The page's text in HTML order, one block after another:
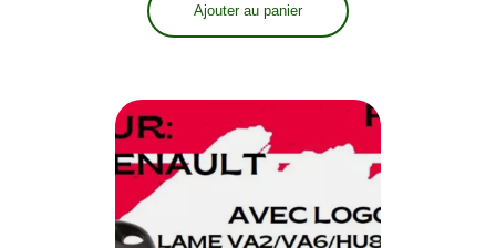
Ajouter au panier